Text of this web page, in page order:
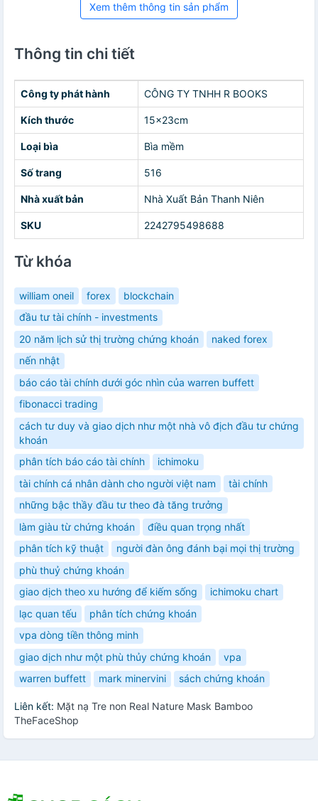
Xem thêm thông tin sản phẩm
Thông tin chi tiết
Công ty phát hành CÔNG TY TNHH R BOOKS
Kích thước 15x23cm
Loại bìa Bìa mềm
Số trang 516
Nhà xuất bản Nhà Xuất Bản Thanh Niên
SKU 2242795498688
Từ khóa
william oneil forex
blockchain
đầu tư tài chính - investments
20 năm lịch sử thị trường chứng khoán
naked forex
nến nhật
báo cáo tài chính dưới góc nhìn của warren buffett
fibonacci trading
cách tư duy và giao dịch như một nhà vô địch đầu tư chứng
khoán
phân tích báo cáo tài chính
ichimoku
tài chính cá nhân dành cho người việt nam
tài chính
những bậc thầy đầu tư theo đà tăng trưởng
làm giàu từ chứng khoán
điều quan trọng nhất
phân tích kỹ thuật
người đàn ông đánh bại mọi thị trường
phù thuỷ chứng khoán
giao dịch theo xu hướng để kiếm sống
ichimoku chart
lạc quan tếu
phân tích chứng khoán
vpa dòng tiền thông minh
giao dịch như một phù thủy chứng khoán
vpa
warren buffett
mark minervini sách chứng khoán
Liên kết: Mặt nạ Tre non Real Nature Mask Bamboo
TheFaceShop